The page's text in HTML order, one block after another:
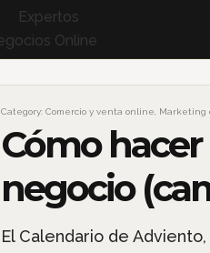
Category: Comercio y venta online Marketing
Cómo
negocio
El Calendario de